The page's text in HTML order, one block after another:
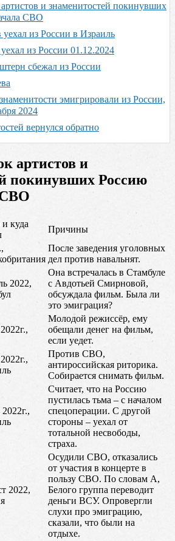
и знаменитостей покинувших
СВО
из России в Израиль
из России 01.12.2024
сбежал из России
эмигрировали из России,
2024
вернулся обратно
артистов и
покинувших Россию
СВО
и куда
Причины
После заведения уголовных
дел против навальнят.
2022,
Она встречалась в Стамбуле
с Авдотьей Смирновой,
обсуждала фильм. Была ли
это эмиграция?
Молодой режиссёр, ему
обещали денег на фильм,
если уедет.
Против СВО,
антироссийская риторика.
Собирается снимать фильм.
Считает, что на Россию
пустилась тьма – с началом
спецоперации. С другой
стороны – уехал от
тотальной несвободы,
страха.
2022,
Осудили СВО, отказались
от участия в концерте в
пользу СВО. По словам А,
Белого группа переводит
деньги ВСУ. Опровергли
слухи про эмиграцию,
сказали, что были на
отдыхе.